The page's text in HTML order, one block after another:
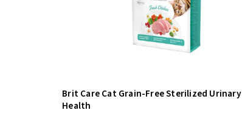
Brit Care Cat Grain-Free Sterilized Urinary
Health